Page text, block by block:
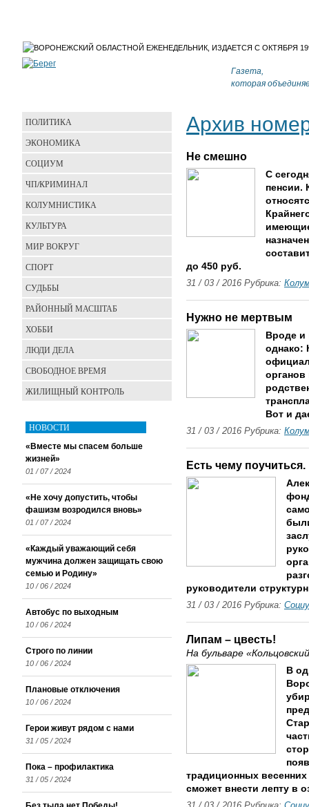
Газета,
которая
Архив
Не смешно
С
пенсии.
до 450 руб.
31 / 03 / 2016 Рубрика:
Нужно не мертвым
Вроде и
однако:
органов
Вот и
31 / 03 / 2016 Рубрика:
Есть чему поучиться.
руководители
31 / 03 / 2016 Рубрика:
Липам – цвесть!
На бульваре
В
традиционных
сможет внести лепту в
ПОЛИТИКА
ЭКОНОМИКА
СОЦИУМ
ЧП/КРИМИНАЛ
КОЛУМНИСТИКА
КУЛЬТУРА
МИР ВОКРУГ
СПОРТ
СУДЬБЫ
РАЙОННЫЙ МАСШТАБ
ХОББИ
ЛЮДИ ДЕЛА
СВОБОДНОЕ ВРЕМЯ
ЖИЛИЩНЫЙ КОНТРОЛЬ
НОВОСТИ
«Вместе мы спасем больше
жизней»
01 / 07 / 2024
«Не хочу допустить, чтобы
фашизм возродился вновь»
01 / 07 / 2024
«Каждый уважающий себя
мужчина должен защищать свою
семью и Родину»
10 / 06 / 2024
Автобус по выходным
10 / 06 / 2024
Строго по линии
10 / 06 / 2024
Плановые отключения
10 / 06 / 2024
Герои живут рядом с нами
31 / 05 / 2024
Пока – профилактика
31 / 05 / 2024